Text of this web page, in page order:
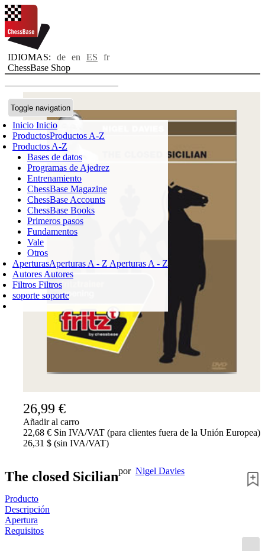
IDIOMAS: de en ES
fr
ChessBase Shop
Toggle navigation
Inicio Inicio
ProductosProductos A-Z
Productos A-Z
Bases de datos
Programas de Ajedrez
Entrenamiento
ChessBase Magazine
ChessBase Accounts
ChessBase Books
Primeros pasos
Fundamentos
Vale
Otros
AperturasAperturas A - Z Aperturas A - Z
Autores Autores
Filtros Filtros
soporte soporte
Login
CARRO DE LA COMPRA
PRODUCTO
0,00 €
✔
26,99 €
Añadir al carro
22,68 € Sin IVA/VAT (para clientes fuera de la Unión Europea)
26,31 $ (sin IVA/VAT)
The closed Sicilianpor Nigel Davies
Producto
Descripción
Apertura
Requisitos